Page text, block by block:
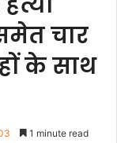
चार
के साथ
1 minute read